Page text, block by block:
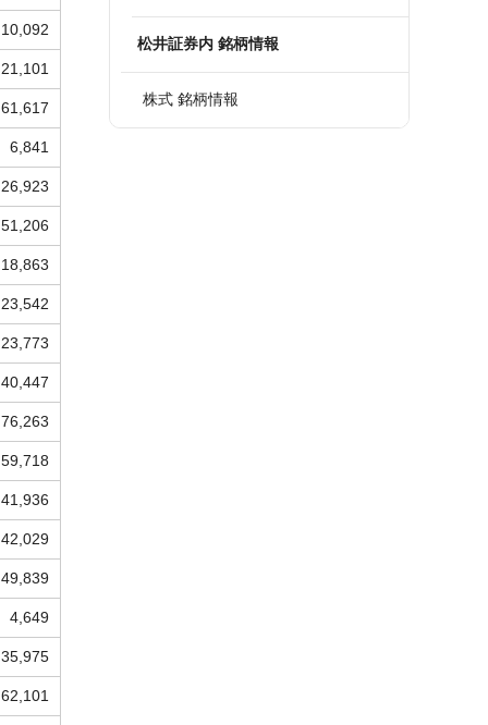
10,092
21,101
61,617
6,841
26,923
51,206
18,863
23,542
23,773
40,447
76,263
59,718
41,936
42,029
49,839
4,649
35,975
62,101
松井証券内 銘柄情報
株式 銘柄情報